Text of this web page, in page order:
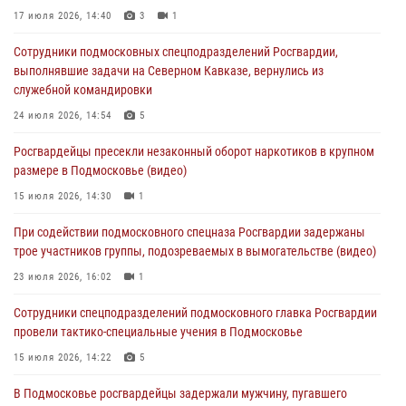
05 августа 2026, 15:48
Сотрудники спецподразделения подмосковного главка Росгвардии
отработали навыки огневой подготовки на комплексных учениях
04 августа 2026, 12:21
сигналам «Тревога» с охраняемых объектов в Подмосковье
04 августа 2026, 12:15
(видео)
03 августа 2026, 15:32
17 июля 2026, 14:40 3 1
Сотрудники подмосковных спецподразделений Росгвардии,
выполнявшие задачи на Северном Кавказе, вернулись из
служебной командировки
24 июля 2026, 14:54 5
Росгвардейцы пресекли незаконный оборот наркотиков в крупном
размере в Подмосковье (видео)
15 июля 2026, 14:30 1
При содействии подмосковного спецназа Росгвардии задержаны
трое участников группы, подозреваемых в вымогательстве (видео)
23 июля 2026, 16:02 1
Сотрудники спецподразделений подмосковного главка Росгвардии
провели тактико-специальные учения в Подмосковье
15 июля 2026, 14:22 5
В Подмосковье росгвардейцы задержали мужчину, пугавшего